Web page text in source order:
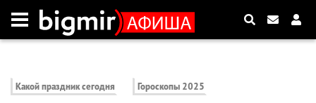
Какой праздник сегодня Гороскопы 2025